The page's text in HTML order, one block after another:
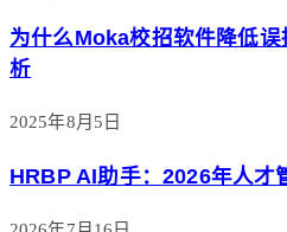
为什么Moka校招软件降低
析
2025年8月5日
HRBP AI助手：2026年人才